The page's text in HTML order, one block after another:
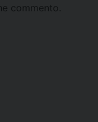
commento.